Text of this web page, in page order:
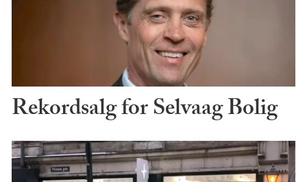
Rekordsalg for Selvaag Bolig